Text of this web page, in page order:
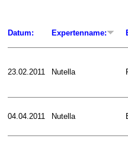
Datum: Expertenname:
23.02.2011 Nutella
04.04.2011 Nutella